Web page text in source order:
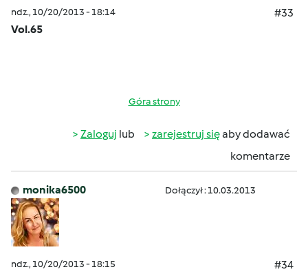
ndz., 10/20/2013 - 18:14
#33
Vol.65
Góra strony
Zaloguj lub zarejestruj sięaby dodawać
komentarze
monika6500 Dołączył : 10.03.2013
ndz., 10/20/2013 - 18:15
#34